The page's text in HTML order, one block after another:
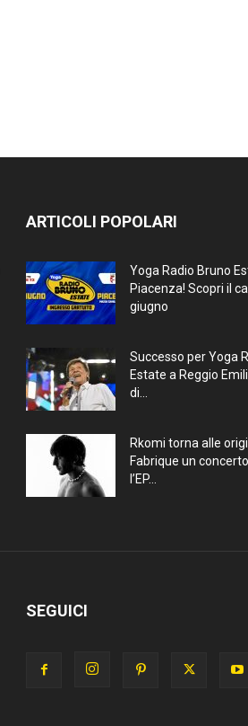
ARTICOLI POPOLARI
Yoga Radio Bruno
Piacenza! Scopri il
giugno
Successo per Yoga
Estate a Reggio
di...
Rkomi torna alle
Fabrique un
l’EP...
SEGUICI